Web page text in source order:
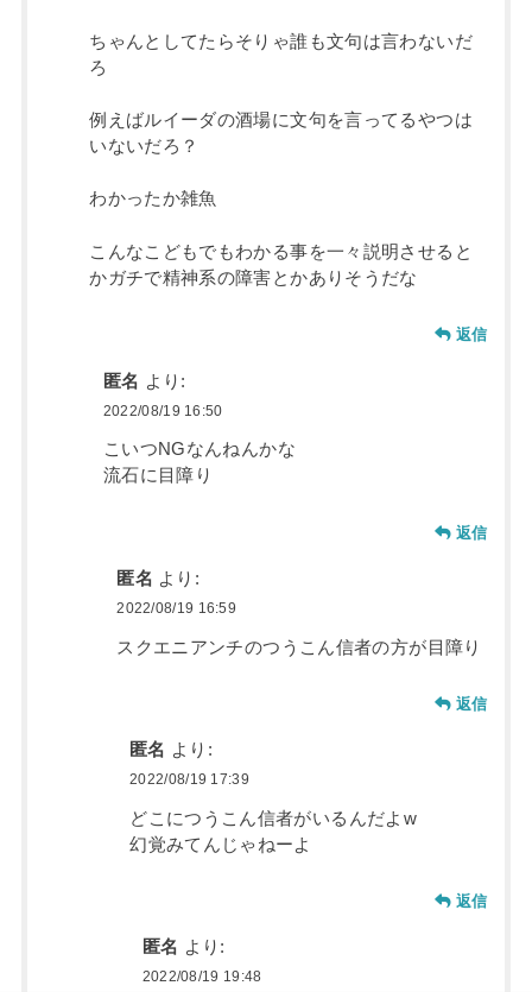
ちゃんとしてたらそりゃ誰も文句は言わないだ
ろ
例えばルイーダの酒場に文句を言ってるやつは
いないだろ？
わかったか雑魚
こんなこどもでもわかる事を一々説明させると
かガチで精神系の障害とかありそうだな
返信
匿名 より:
2022/08/19 16:50
こいつNGなんねんかな
流石に目障り
返信
匿名 より:
2022/08/19 16:59
スクエニアンチのつうこん信者の方が目障り
返信
匿名 より:
2022/08/19 17:39
どこにつうこん信者がいるんだよw
幻覚みてんじゃねーよ
返信
匿名 より:
2022/08/19 19:48